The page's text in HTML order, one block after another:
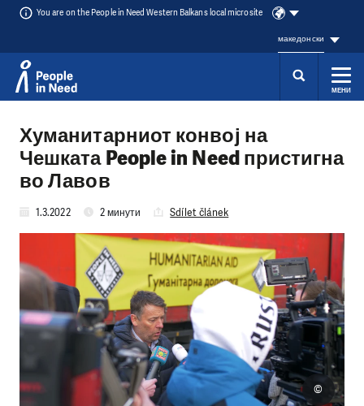
You are on the People in Need Western Balkans local microsite
македонски
МЕНИ
Хуманитарниот конвој на
Чешката People in Need пристигна
во Лавов
1.3.2022 2 минути Sdílet článek
©